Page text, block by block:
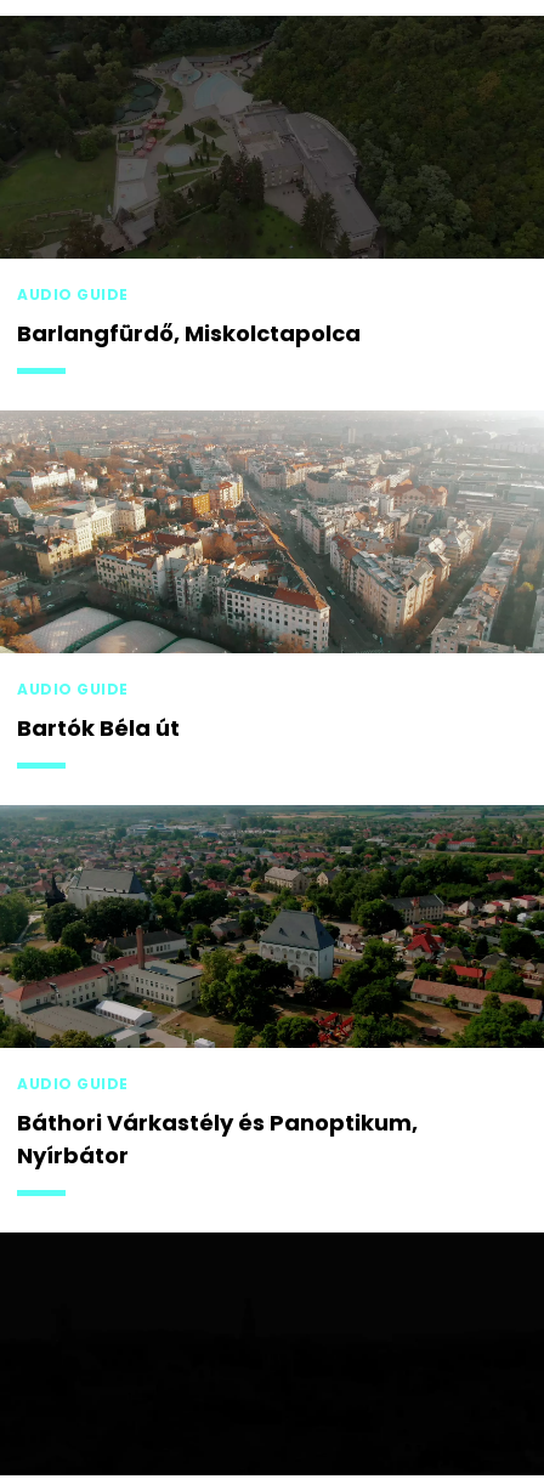
AUDIO GUIDE
Barlangfürdő, Miskolctapolca
AUDIO GUIDE
Bartók Béla út
AUDIO GUIDE
Báthori Várkastély és Panoptikum,
Nyírbátor